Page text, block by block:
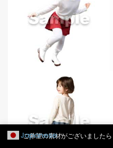
ご希望の素材がございましたら
Japanese ▼